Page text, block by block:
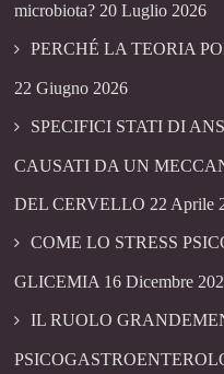
microbiota? 20 Luglio 2026
PERCHÉ LA TEORIA
22 Giugno 2026
SPECIFICI STATI DI
CAUSATI DA UN
DEL CERVELLO 22 Aprile
COME LO STRESS
GLICEMIA 16 Dicembre
IL RUOLO